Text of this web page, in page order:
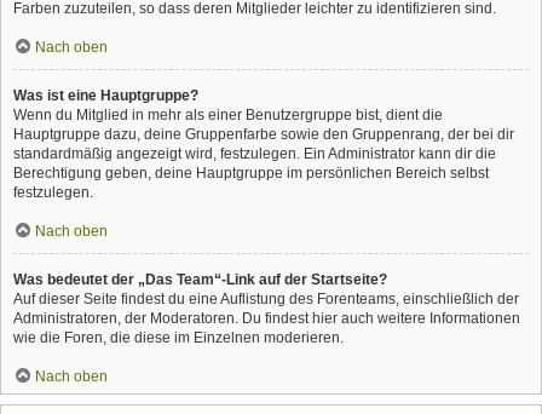
Farben zuzuteilen, so dass deren Mitglieder leichter zu identifizieren sind.
Nach oben
Was ist eine Hauptgruppe?
Wenn du Mitglied in mehr als einer Benutzergruppe bist, dient die
Hauptgruppe dazu, deine Gruppenfarbe sowie den Gruppenrang, der bei dir
standardmäßig angezeigt wird, festzulegen. Ein Administrator kann dir die
Berechtigung geben, deine Hauptgruppe im persönlichen Bereich selbst
festzulegen.
Nach oben
Was bedeutet der „Das Team“-Link auf der Startseite?
Auf dieser Seite findest du eine Auflistung des Forenteams, einschließlich der
Administratoren, der Moderatoren. Du findest hier auch weitere Informationen
wie die Foren, die diese im Einzelnen moderieren.
Nach oben